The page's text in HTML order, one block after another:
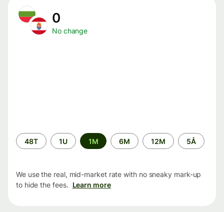
0
No change
Time
period
48T 1U 1M 6M 12M 5Å
We use the real, mid-market rate with no sneaky mark-up
to hide the fees. Learn more